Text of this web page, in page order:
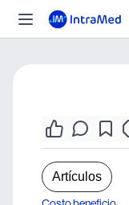
Artículos